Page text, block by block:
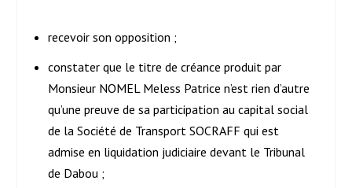
recevoir son opposition ;
constater que le titre de créance produit par
Monsieur NOMEL Meless Patrice n’est rien d’autre
qu’une preuve de sa participation au capital social
de la Société de Transport SOCRAFF qui est
admise en liquidation judiciaire devant le Tribunal
de Dabou ;